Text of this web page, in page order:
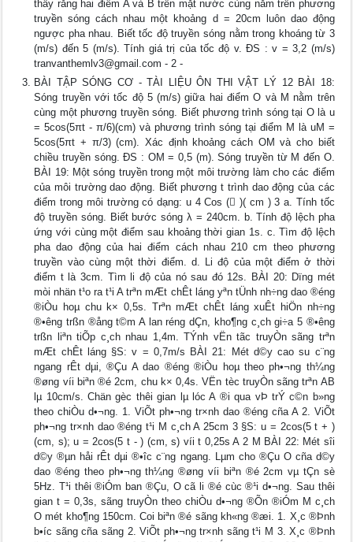
thấy rằng hai điểm A và B trên mặt nước cùng nằm trên phương
truyền sóng cách nhau một khoảng d = 20cm luôn dao động
ngược pha nhau. Biết tốc độ truyền sóng nằm trong khoáng từ 3
(m/s) đến 5 (m/s). Tính giá trị của tốc độ v. ĐS : v = 3,2 (m/s)
tranvanthemlv3@gmail.com - 2 -
BÀI TẬP SÓNG CƠ - TÀI LIỆU ÔN THI VẬT LÝ 12 BÀI 18:
Sóng truyền với tốc độ 5 (m/s) giữa hai điểm O và M nằm trên
cùng một phương truyền sóng. Biết phương trình sóng tại O là u
= 5cos(5πt - π/6)(cm) và phương trình sóng tại điểm M là uM =
5cos(5πt + π/3) (cm). Xác định khoảng cách OM và cho biết
chiều truyền sóng. ĐS : OM = 0,5 (m). Sóng truyền từ M đến O.
BÀI 19: Một sóng truyền trong một môi trường làm cho các điểm
của môi trường dao động. Biết phương t trình dao động của các
điểm trong môi trường có dạng: u 4 Cos ( )( cm ) 3 a. Tính tốc
độ truyền sóng. Biết bước sóng λ = 240cm. b. Tính độ lệch pha
ứng với cùng một điểm sau khoảng thời gian 1s. c. Tìm độ lệch
pha dao động của hai điểm cách nhau 210 cm theo phương
truyền vào cùng một thời điểm. d. Li độ của một điểm ở thời
điểm t là 3cm. Tìm li độ của nó sau đó 12s. BÀI 20: Dïng mét
mòi nhän t¹o ra t¹i A trªn mÆt chÊt láng yªn tÜnh nh÷ng dao ®éng
®iÒu hoµ chu k× 0,5s. Trªn mÆt chÊt láng xuÊt hiÖn nh÷ng
®•êng trßn ®ång t©m A lan réng dÇn, kho¶ng c¸ch gi÷a 5 ®•êng
trßn liªn tiÕp c¸ch nhau 1,4m. TÝnh vËn tãc truyÒn sãng trªn
mÆt chÊt láng §S: v = 0,7m/s BÀI 21: Mét d©y cao su c¨ng
ngang rÊt dµi, ®Çu A dao ®éng ®iÒu hoµ theo ph•¬ng th¼ng
®øng víi biªn ®é 2cm, chu k× 0,4s. VËn tèc truyÒn sãng trªn AB
lµ 10cm/s. Chän gèc thêi gian lµ lóc A ®i qua vÞ trÝ c©n b»ng
theo chiÒu d•¬ng. 1. ViÕt ph•¬ng tr×nh dao ®éng cña A 2. ViÕt
ph•¬ng tr×nh dao ®éng t¹i M c¸ch A 25cm 3 §S: u = 2cos(5 t + )
(cm, s); u = 2cos(5 t - ) (cm, s) víi t 0,25s A 2 M BÀI 22: Mét sîi
d©y ®µn håi rÊt dµi ®•îc c¨ng ngang. Lµm cho ®Çu O cña d©y
dao ®éng theo ph•¬ng th¼ng ®øng víi biªn ®é 2cm vµ tÇn sè
5Hz. T¹i thêi ®iÓm ban ®Çu, O cã li ®é cùc ®¹i d•¬ng. Sau thêi
gian t = 0,3s, sãng truyÒn theo chiÒu d•¬ng ®Õn ®iÓm M c¸ch
O mét kho¶ng 150cm. Coi biªn ®é sãng kh«ng ®æi. 1. X¸c ®Þnh
b•íc sãng cña sãng 2. ViÕt ph•¬ng tr×nh sãng t¹i M 3. X¸c ®Þnh